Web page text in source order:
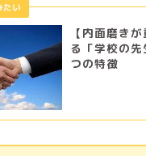
【内面磨き
る「学校の先
つの特徴